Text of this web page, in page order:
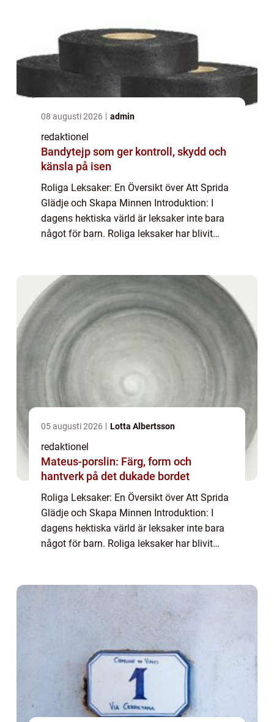
08 augusti 2026 admin
redaktionel
Bandytejp som ger kontroll, skydd och
känsla på isen
Roliga Leksaker: En Översikt över Att Sprida
Glädje och Skapa Minnen Introduktion: I
dagens hektiska värld är leksaker inte bara
något för barn. Roliga leksaker har blivit
05 augusti 2026 Lotta Albertsson
redaktionel
Mateus-porslin: Färg, form och
hantverk på det dukade bordet
Roliga Leksaker: En Översikt över Att Sprida
Glädje och Skapa Minnen Introduktion: I
dagens hektiska värld är leksaker inte bara
något för barn. Roliga leksaker har blivit